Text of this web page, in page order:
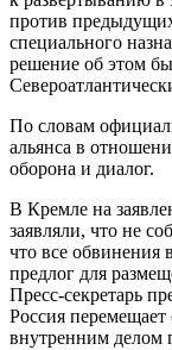
против
специального
решение об этом
По словам
альянса в
оборона и диалог.
В Кремле на
заявляли, что не
что все
предлог для
Пресс-секретарь
Россия перемещает
внутренним делом